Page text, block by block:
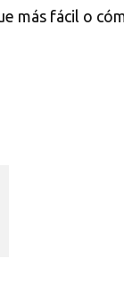
más fácil o